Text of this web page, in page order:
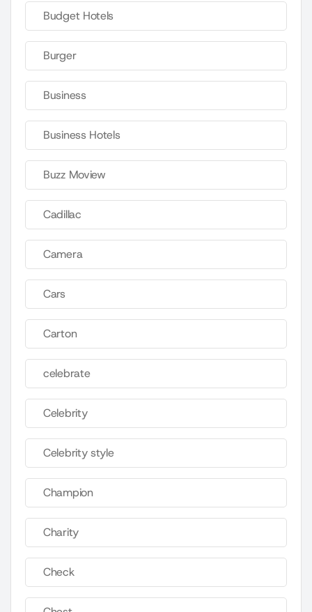
Budget Hotels
Burger
Business
Business Hotels
Buzz Moview
Cadillac
Camera
Cars
Carton
celebrate
Celebrity
Celebrity style
Champion
Charity
Check